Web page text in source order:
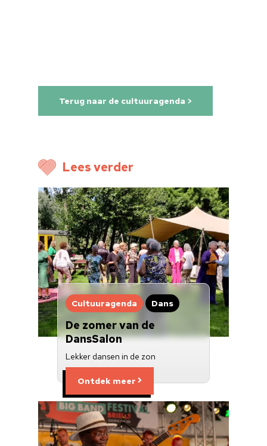
Terug naar de cultuuragenda >
Lees verder
Cultuuragenda Dans
De zomer van de
DansSalon
Lekker dansen in de zon
Ontdek meer
Voor
Cultuur op school
Nieuwsbrief
Doneren